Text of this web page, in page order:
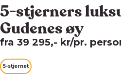
5-stjerners
Gudenes øy
fra 39 295,- kr/pr.
5-stjernet